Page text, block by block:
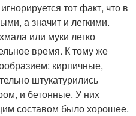
тот факт, что в
а значит и легкими.
или муки легко
время. К тому же
кирпичные,
штукатурились
и бетонные. У них
составом было хорошее.